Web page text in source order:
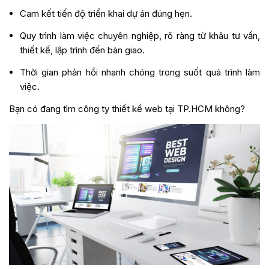
Cam kết tiến độ triển khai dự án đúng hẹn.
Quy trình làm việc chuyên nghiệp, rõ ràng từ khâu tư vấn,
thiết kế, lập trình đến bàn giao.
Thời gian phản hồi nhanh chóng trong suốt quá trình làm
việc.
Bạn có đang tìm công ty thiết kế web tại TP.HCM không?